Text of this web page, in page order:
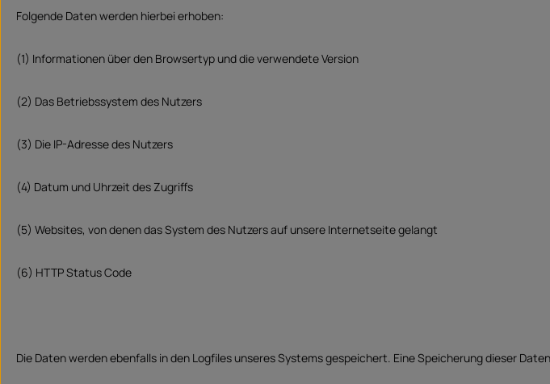
Folgende Daten werden hierbei erhoben:
(1) Informationen über den Browsertyp und die verwendete Version
(2) Das Betriebssystem des Nutzers
(3) Die IP-Adresse des Nutzers
(4) Datum und Uhrzeit des Zugriffs
(5) Websites, von denen das System des Nutzers auf unsere Internetseite gelangt
(6) HTTP Status Code
Die Daten werden ebenfalls in den Logfiles unseres Systems gespeichert. Eine Speicherung dieser